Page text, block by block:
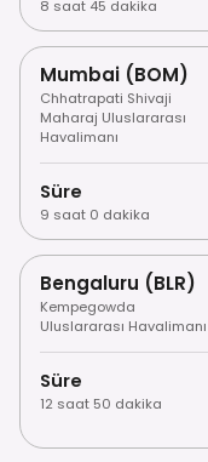
8 saat 45 dakika
Mumbai (BOM)
Chhatrapati Shivaji
Maharaj Uluslararası
Havalimanı
Süre
9 saat 0 dakika
Bengaluru (BLR)
Kempegowda
Uluslararası Havalimanı
Süre
12 saat 50 dakika